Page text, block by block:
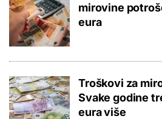
mirovine
eura
Troškovi za
Svake godine
eura više